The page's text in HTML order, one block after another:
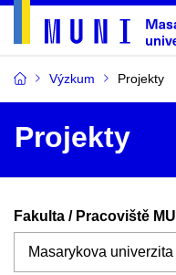
Výzkum Projekty
Projekty
Fakulta / Pracoviště MU